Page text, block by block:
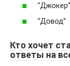
“Джокер”
“Довод”
Кто хочет
ответы на